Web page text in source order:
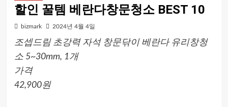
할인 꿀템 베란다창문청소 BEST 10
bizmark 2024년 4월 4일
조셉드림 초강력 자석 창문닦이 베란다 유리창청
소 5~30mm, 1개
가격
42,900원